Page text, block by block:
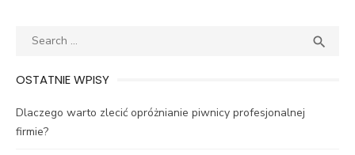
Search

OSTATNIE WPISY
Dlaczego warto zlecić opróżnianie piwnicy profesjonalnej
firmie?